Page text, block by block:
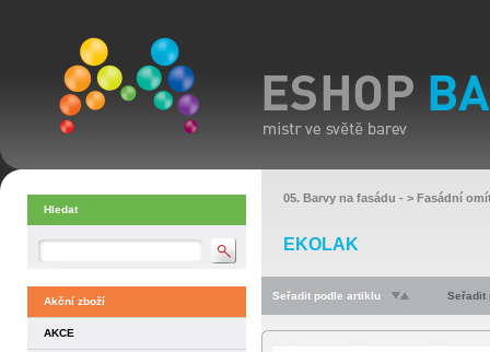
Hledat
Akční zboží
AKCE
05. Barvy na fasádu - > Fasádní
EKOLAK
Seřadit podle artiklu Seřadit